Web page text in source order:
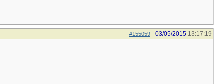
#155059 - 03/05/2015 13:17:19